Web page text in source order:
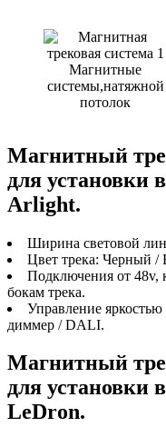
Магнитные
системы,натяжной
потолок
Магнитный
для установки
Arlight.
Ширина световой
Цвет трека: Черный /
Подключения от 48v,
бокам трека.
Управление
диммер / DALI.
Магнитный
для установки
LeDron.